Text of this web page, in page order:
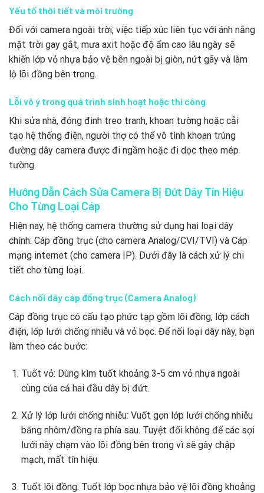
Yếu tố thời tiết và môi trường
Đối với camera ngoài trời, việc tiếp xúc liên tục với ánh nắng
mặt trời gay gắt, mưa axit hoặc độ ẩm cao lâu ngày sẽ
khiến lớp vỏ nhựa bảo vệ bên ngoài bị giòn, nứt gãy và làm
lộ lõi đồng bên trong.
Lỗi vô ý trong quá trình sinh hoạt hoặc thi công
Khi sửa nhà, đóng đinh treo tranh, khoan tường hoặc cải
tạo hệ thống điện, người thợ có thể vô tình khoan trúng
đường dây camera được đi ngầm hoặc đi dọc theo mép
tường.
Hướng Dẫn Cách Sửa Camera Bị Đứt Dây Tín Hiệu
Cho Từng Loại Cáp
Hiện nay, hệ thống camera thường sử dụng hai loại dây
chính: Cáp đồng trục (cho camera Analog/CVI/TVI) và Cáp
mạng internet (cho camera IP). Dưới đây là cách xử lý chi
tiết cho từng loại.
Cách nối dây cáp đồng trục (Camera Analog)
Cáp đồng trục có cấu tạo phức tạp gồm lõi đồng, lớp cách
điện, lớp lưới chống nhiễu và vỏ bọc. Để nối loại dây này, bạn
làm theo các bước:
Tuốt vỏ: Dùng kìm tuốt khoảng 3-5 cm vỏ nhựa ngoài
cùng của cả hai đầu dây bị đứt.
Xử lý lớp lưới chống nhiễu: Vuốt gọn lớp lưới chống nhiễu
bằng nhôm/đồng ra phía sau. Tuyệt đối không để các sợi
lưới này chạm vào lõi đồng bên trong vì sẽ gây chập
mạch, mất tín hiệu.
Tuốt lõi đồng: Tuốt lớp bọc nhựa bảo vệ lõi đồng khoảng